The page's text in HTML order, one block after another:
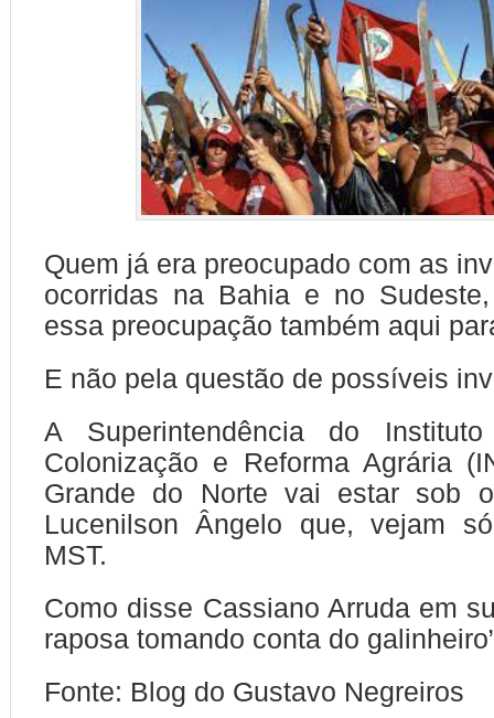
Quem já era preocupado com as
ocorridas na Bahia e no
essa preocupação também aqui
E não pela questão de possíveis
A Superintendência do
Colonização e Reforma Agrária
Grande do Norte vai estar sob
Lucenilson Ângelo que, vejam
MST.
Como disse Cassiano Arruda em
raposa tomando conta do
Fonte: Blog do Gustavo Negreiros